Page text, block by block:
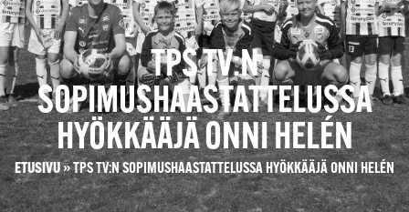
TPS TV:N
SOPIMUSHAASTATTELUSSA
HYÖKKÄÄJÄ ONNI HELÉN
ETUSIVU»TPS TV:N SOPIMUSHAASTATTELUSSA HYÖKKÄÄJÄ ONNI HELÉN